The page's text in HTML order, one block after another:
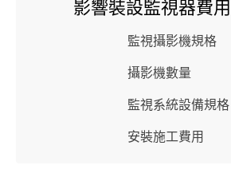
影響裝設監視器費
監視攝影機規格
攝影機數量
監視系統設備規格
安裝施工費用